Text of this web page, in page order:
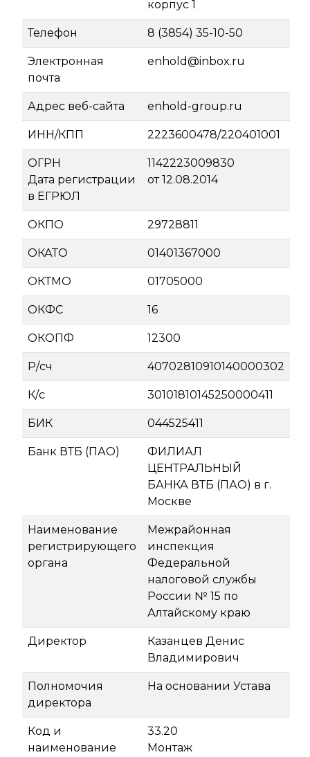
корпус 1
Телефон 8 (3854) 35-10-50
Электронная
почта
enhold@inbox.ru
Адрес веб-сайта enhold-group.ru
ИНН/КПП 2223600478/220401001
ОГРН
Дата регистрации
в ЕГРЮЛ
1142223009830
от 12.08.2014
ОКПО 29728811
ОКАТО 01401367000
ОКТМО 01705000
ОКФС 16
ОКОПФ 12300
Р/сч 40702810910140000302
К/с 30101810145250000411
БИК 044525411
Банк ВТБ (ПАО)
ФИЛИАЛ
ЦЕНТРАЛЬНЫЙ
БАНКА ВТБ (ПАО) в г.
Москве
Наименование
регистрирующего
органа
Межрайонная
инспекция
Федеральной
налоговой службы
России № 15 по
Алтайскому краю
Директор
Казанцев Денис
Владимирович
Полномочия
директора
На основании Устава
Код и
наименование
33.20
Монтаж